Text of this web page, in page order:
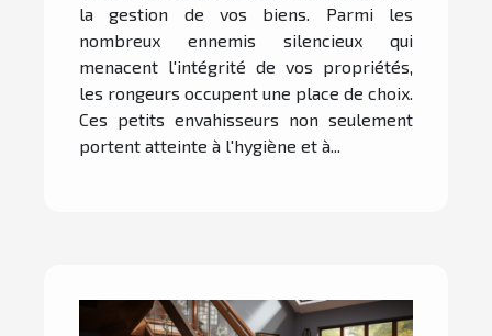
la gestion de vos biens. Parmi les
nombreux ennemis silencieux qui
menacent l'intégrité de vos propriétés,
les rongeurs occupent une place de choix.
Ces petits envahisseurs non seulement
portent atteinte à l'hygiène et à...